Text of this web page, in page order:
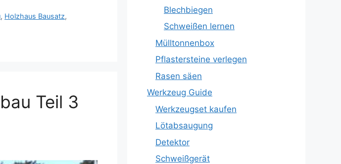
, Holzhaus Bausatz,
Teil 3
Blechbiegen
Schweißen lernen
Mülltonnenbox
Pflastersteine verlegen
Rasen säen
Werkzeug Guide
Werkzeugset kaufen
Lötabsaugung
Detektor
Schweißgerät